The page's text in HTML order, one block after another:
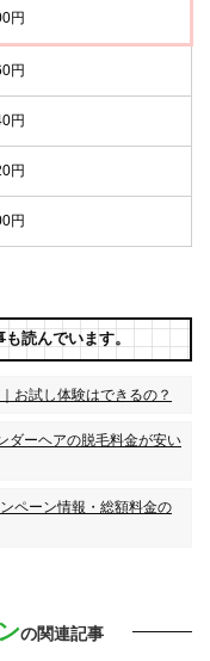
円
円
円
円
円
読んでいます。
お試し体験はできるの？
ダーヘアの脱毛料金が安い
ペーン情報・総額料金の
の関連記事